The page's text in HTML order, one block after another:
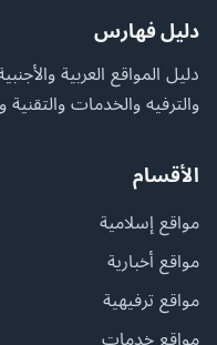
دليل فهارس
دليل المواقع العربية
والترفيه والخدمات والتقنية
الأقسام
مواقع إسلامية
مواقع أخبارية
مواقع ترفيهية
مواقع خدمات